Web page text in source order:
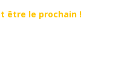
être le prochain !